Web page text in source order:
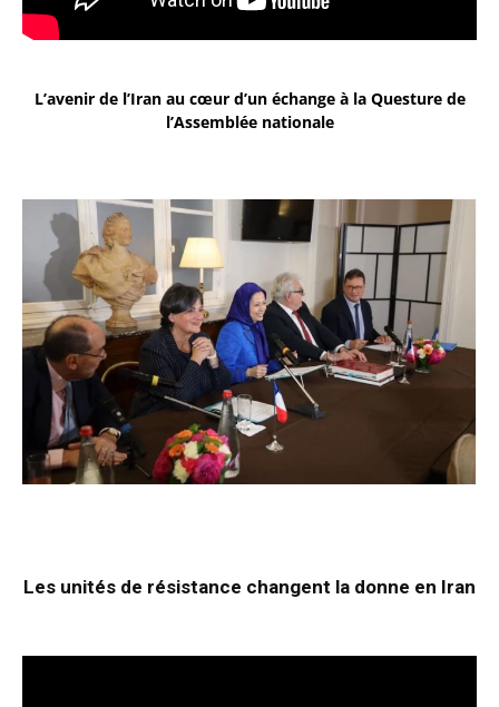
L’avenir de l’Iran au cœur d’un échange à la Questure de
l’Assemblée nationale
Les unités de résistance changent la donne en Iran